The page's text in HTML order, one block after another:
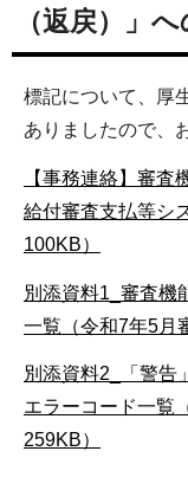
（返戻）」
標記について、厚
ありましたので、
【事務連絡】審査
給付審査支払等シ
100KB）
別添資料1_審査機
一覧（令和7年5月
別添資料2_「警告
エラーコード一覧
259KB）